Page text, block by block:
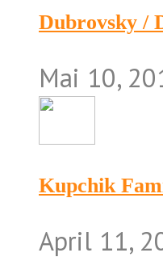
Dubrovsky /
Mai 10,
Kupchik
April 11,